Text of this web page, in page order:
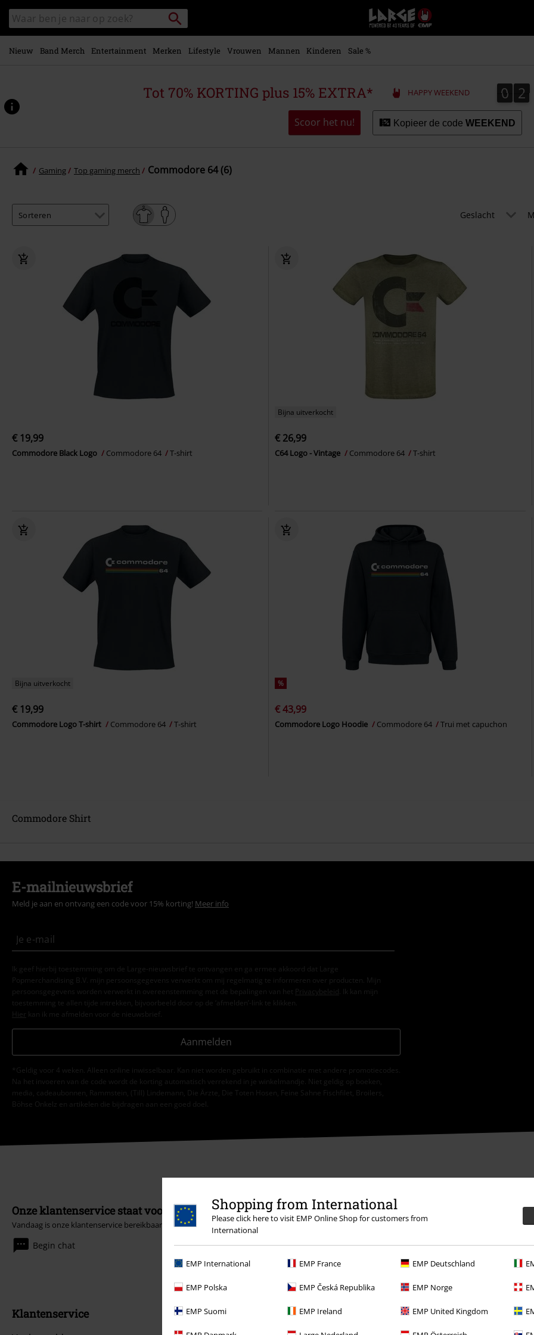
Shopping from International
Please click here to visit EMP Online Shop for customers from
International
EMP International EMP France EMP Deutschland
EMP Polska EMP Česká Republika EMP Norge
EMP Suomi EMP Ireland EMP United Kingdom
naar
hoofdinhoud
Zoek
in
catalogus
Packstation
zoeken
Large
–
Muziek-,
+
kleding
Nieuw Band Merch Entertainment Merken Lifestyle Vrouwen Mannen Kinderen Sale %
Tot 70% KORTING plus 15% EXTRA* HAPPY WEEKEND 0
0 2
2
Scoor het nu! Kopieer de code WEEKEND
Gaming Top gaming merch Commodore 64 (6)
Geslacht
€ 19,99
Commodore Black Logo Commodore 64 T-shirt
Bijna uitverkocht
€ 26,99
C64 Logo - Vintage Commodore 64 T-shirt
Bijna uitverkocht
€ 19,99
Commodore Logo T-shirt Commodore 64 T-shirt
%
€ 43,99
Commodore Logo Hoodie Commodore 64 Trui met capuchon
Commodore Shirt
E-mailnieuwsbrief
Meld je aan en ontvang een code voor 15% korting! Meer info
Ik geef hierbij toestemming om de Large-nieuwsbrief te ontvangen en ga ermee akkoord dat Large
Popmerchandising B.V. mijn persoonsgegevens verwerkt om mij regelmatig te informeren over producten. Mijn
persoonsgegevens worden verwerkt in overeenstemming met de bepalingen van het
Privacybeleid . Ik kan mijn
toestemming te allen tijde intrekken, bijvoorbeeld door op de ‘afmelden’-link te klikken.
Hier kan ik me afmelden voor de nieuwsbrief.
Aanmelden
*Geldig voor 4 weken. Alleen online inwisselbaar. Kan niet worden gebruikt in combinatie met andere promotiecodes.
Na het invoeren van de code wordt de korting automatisch verrekend in je winkelmandje. Niet geldig op boeken,
media, cadeaubonnen, Rammstein, (Till) Lindemann, Die Ärzte, Die Toten Hosen, Feine Sahne Fischfilet, Broilers,
Böhse Onkelz en artikelen die bijdragen aan een goed doel.
Onze klantenservice staat voor je klaar
Vandaag is onze klantenservice bereikbaar van 09:00 tot 17:00.Meer informatie
Begin chat
Klantenservice Overige acties